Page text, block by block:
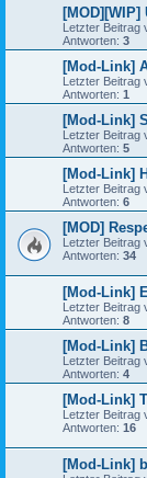
Letzter Beitrag
Antworten: 3
[Mod-Link]
Letzter Beitrag
Antworten: 1
[Mod-Link]
Letzter Beitrag
Antworten: 5
[Mod-Link]
Letzter Beitrag
Antworten: 6
[MOD]
Letzter Beitrag
Antworten: 34
[Mod-Link]
Letzter Beitrag
Antworten: 8
[Mod-Link]
Letzter Beitrag
Antworten: 4
[Mod-Link]
Letzter Beitrag
Antworten: 16
[Mod-Link]